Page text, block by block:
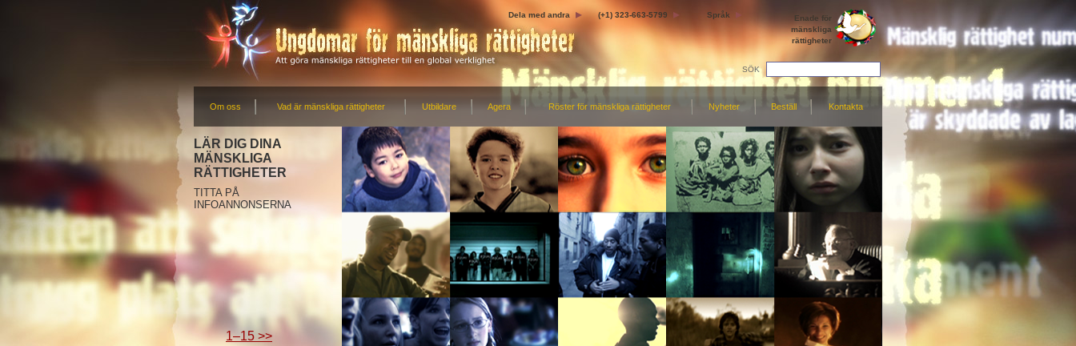
Dela med andra (+1) 323-663-5799 Språk
Enade för
mänskliga
rättigheter
SÖK
Om oss Vad är mänskliga rättigheter Utbildare Agera Röster för mänskliga rättigheter Nyheter Beställ Kontakta
LÄR DIG DINA
MÄNSKLIGA
RÄTTIGHETER
TITTA PÅ
INFOANNONSERNA
1–15 >>